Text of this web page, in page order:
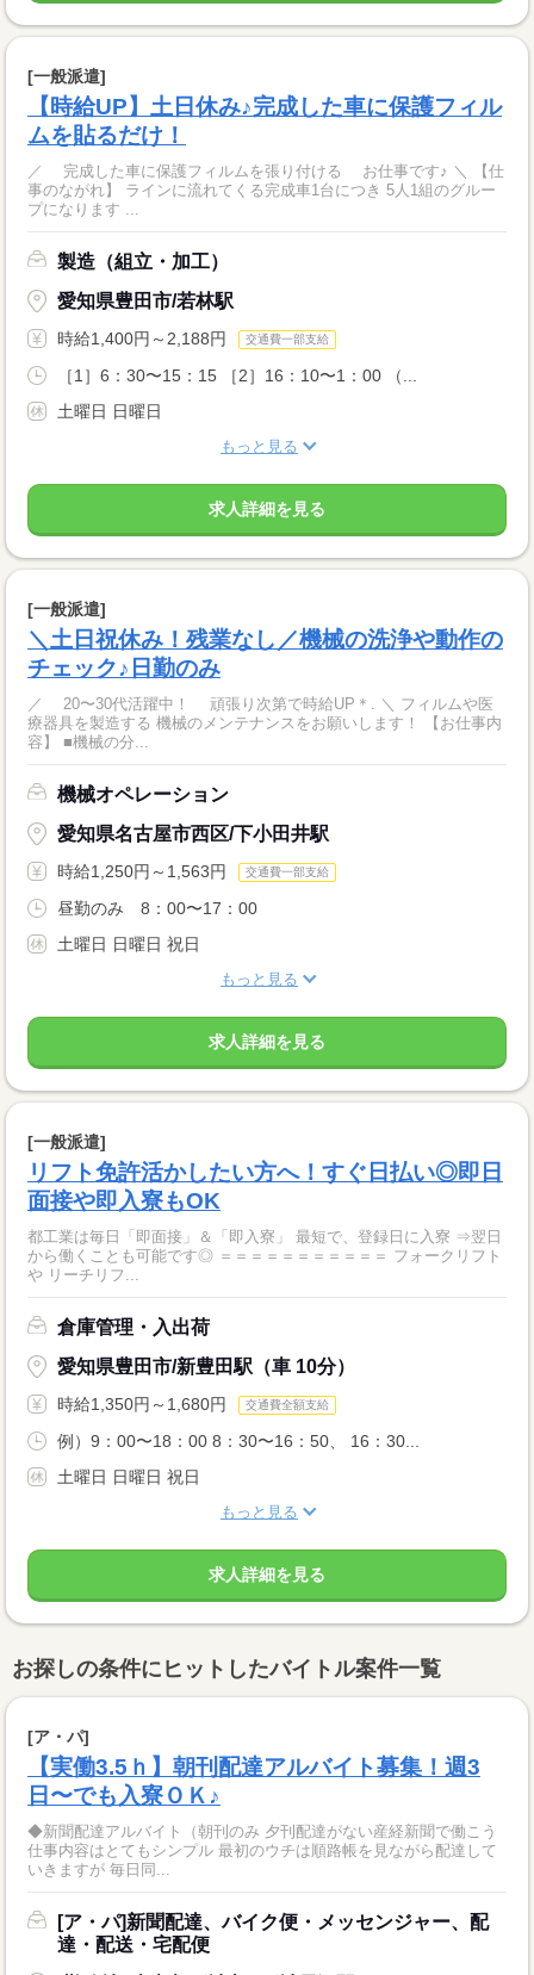
[一般派遣]
【時給UP】土日休み♪完成した車に保護フィル
ムを貼るだけ！
／ 完成した車に保護フィルムを張り付ける お仕事です♪ ＼ 【仕
事のながれ】 ラインに流れてくる完成車1台につき 5人1組のグルー
プになります ...
製造（組立・加工）
愛知県豊田市/若林駅
時給1,400円～2,188円 交通費一部支給
［1］6：30〜15：15 ［2］16：10〜1：00 （...
土曜日 日曜日
もっと見る
求人詳細を見る
[一般派遣]
＼土日祝休み！残業なし／機械の洗浄や動作の
チェック♪日勤のみ
／ 20〜30代活躍中！ 頑張り次第で時給UP＊. ＼ フィルムや医
療器具を製造する 機械のメンテナンスをお願いします！ 【お仕事内
容】 ■機械の分...
機械オペレーション
愛知県名古屋市西区/下小田井駅
時給1,250円～1,563円 交通費一部支給
昼勤のみ 8：00〜17：00
土曜日 日曜日 祝日
もっと見る
求人詳細を見る
[一般派遣]
リフト免許活かしたい方へ！すぐ日払い◎即日
面接や即入寮もOK
都工業は毎日「即面接」＆「即入寮」 最短で、登録日に入寮 ⇒翌日
から働くことも可能です◎ ＝＝＝＝＝＝＝＝＝＝＝ フォークリフト
や リーチリフ...
倉庫管理・入出荷
愛知県豊田市/新豊田駅（車 10分）
時給1,350円～1,680円 交通費全額支給
例）9：00〜18：00 8：30〜16：50、 16：30...
土曜日 日曜日 祝日
もっと見る
求人詳細を見る
お探しの条件にヒットしたバイトル案件一覧
[ア・パ]
【実働3.5ｈ】朝刊配達アルバイト募集！週3
日〜でも入寮ＯＫ♪
◆新聞配達アルバイト（朝刊のみ 夕刊配達がない産経新聞で働こう
仕事内容はとてもシンプル 最初のウチは順路帳を見ながら配達して
いきますが 毎日同...
[ア・パ]新聞配達、バイク便・メッセンジャー、配
達・配送・宅配便